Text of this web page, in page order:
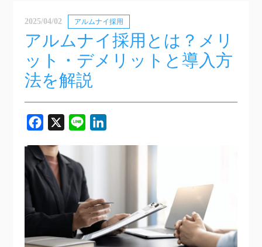
2025/04/02 アルムナイ採用
アルムナイ採用とは？メリ
ット・デメリットと導入方
法を解説
Facebook
X Line